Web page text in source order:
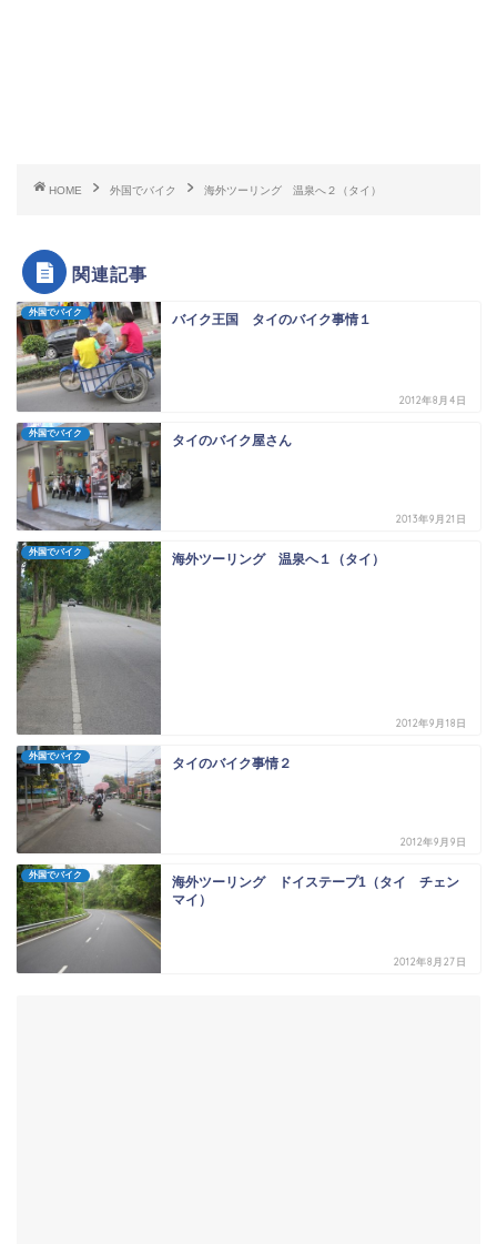
HOME 外国でバイク 海外ツーリング 温泉へ２（タイ）
関連記事
外国でバイク バイク王国 タイのバイク事情１
2012年8月4日
外国でバイク タイのバイク屋さん
2013年9月21日
外国でバイク 海外ツーリング 温泉へ１（タイ）
2012年9月18日
外国でバイク タイのバイク事情２
2012年9月9日
外国でバイク
海外ツーリング ドイステープ1（タイ チェン
マイ）
2012年8月27日